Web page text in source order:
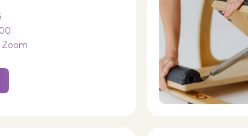
Zoom